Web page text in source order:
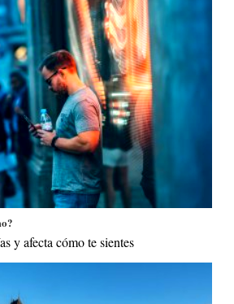
y afecta cómo te sientes